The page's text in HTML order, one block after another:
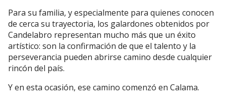
Para su familia, y especialmente para quienes conocen
de cerca su trayectoria, los galardones obtenidos por
Candelabro representan mucho más que un éxito
artístico: son la confirmación de que el talento y la
perseverancia pueden abrirse camino desde cualquier
rincón del país.
Y en esta ocasión, ese camino comenzó en Calama.